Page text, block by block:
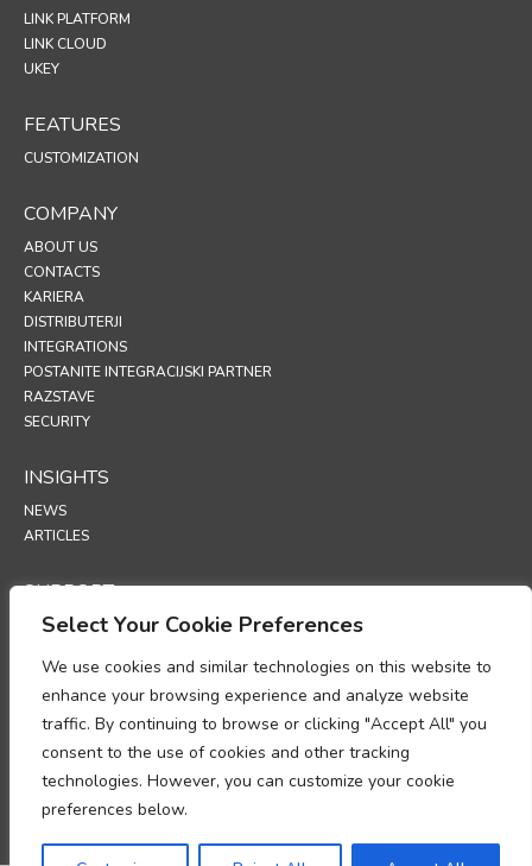
Select Your Cookie Preferences
We use cookies and similar technologies on this website to
enhance your browsing experience and analyze website
traffic. By continuing to browse or clicking "Accept All" you
consent to the use of cookies and other tracking
technologies. However, you can customize your cookie
preferences below.
LINK PLATFORM
LINK CLOUD
UKEY
FEATURES
CUSTOMIZATION
COMPANY
ABOUT US
CONTACTS
KARIERA
DISTRIBUTERJI
INTEGRATIONS
POSTANITE INTEGRACIJSKI PARTNER
RAZSTAVE
SECURITY
INSIGHTS
NEWS
ARTICLES
SUPPORT
TECHNICAL PORTAL
POLICIES
POLITIKA ZASEBNOSTI
POLITIKA PIŠKOTKOV
MEMORANDUM O SKLADNOSTI Z ZAKONODAJO PRI OBDELAVI
OSEBNIH PODATKOV
DODATEK O OBDELAVI PODATKOV